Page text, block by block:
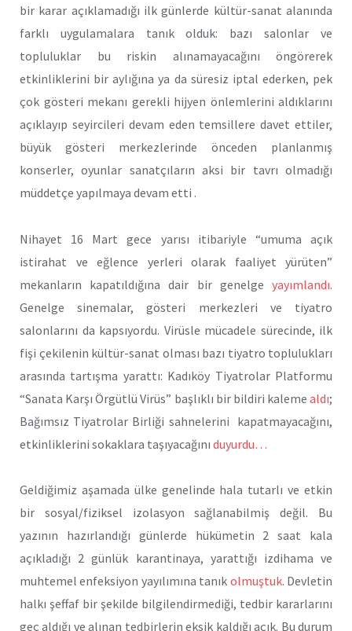
bir karar açıklamadığı ilk günlerde kültür-sanat alanında
farklı uygulamalara tanık olduk: bazı salonlar ve
topluluklar bu riskin alınamayacağını öngörerek
etkinliklerini bir aylığına ya da süresiz iptal ederken, pek
çok gösteri mekanı gerekli hijyen önlemlerini aldıklarını
açıklayıp seyircileri devam eden temsillere davet ettiler,
büyük gösteri merkezlerinde önceden planlanmış
konserler, oyunlar sanatçıların aksi bir tavrı olmadığı
müddetçe yapılmaya devam etti .
Nihayet 16 Mart gece yarısı itibariyle “umuma açık
istirahat ve eğlence yerleri olarak faaliyet yürüten”
mekanların kapatıldığına dair bir genelge yayımlandı.
Genelge sinemalar, gösteri merkezleri ve tiyatro
salonlarını da kapsıyordu. Virüsle mücadele sürecinde, ilk
fişi çekilenin kültür-sanat olması bazı tiyatro toplulukları
arasında tartışma yarattı: Kadıköy Tiyatrolar Platformu
“Sanata Karşı Örgütlü Virüs” başlıklı bir bildiri kaleme aldı;
Bağımsız Tiyatrolar Birliği sahnelerini kapatmayacağını,
etkinliklerini sokaklara taşıyacağını duyurdu…
Geldiğimiz aşamada ülke genelinde hala tutarlı ve etkin
bir sosyal/fiziksel izolasyon sağlanabilmiş değil. Bu
yazının hazırlandığı günlerde hükümetin 2 saat kala
açıkladığı 2 günlük karantinaya, yarattığı izdihama ve
muhtemel enfeksiyon yayılımına tanık olmuştuk. Devletin
halkı şeffaf bir şekilde bilgilendirmediği, tedbir kararlarını
geç aldığı ve alınan tedbirlerin eksik kaldığı açık. Bu durum